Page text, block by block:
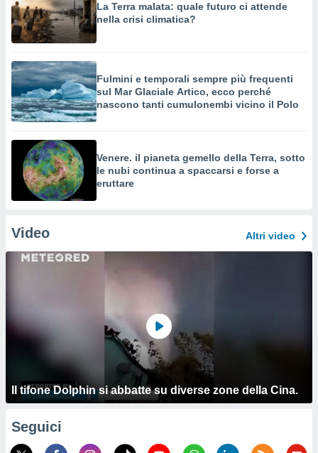
La Terra malata: quale futuro ci attende
nella crisi climatica?
Fulmini e temporali sempre più frequenti
sul Mar Glaciale Artico, ecco perché
nascono tanti cumulonembi vicino il Polo
Venere. il pianeta gemello della Terra, sotto
le nubi continua a spaccarsi e forse a
eruttare
Video Altri video
Il tifone Dolphin si abbatte su diverse zone della Cina.
Seguici